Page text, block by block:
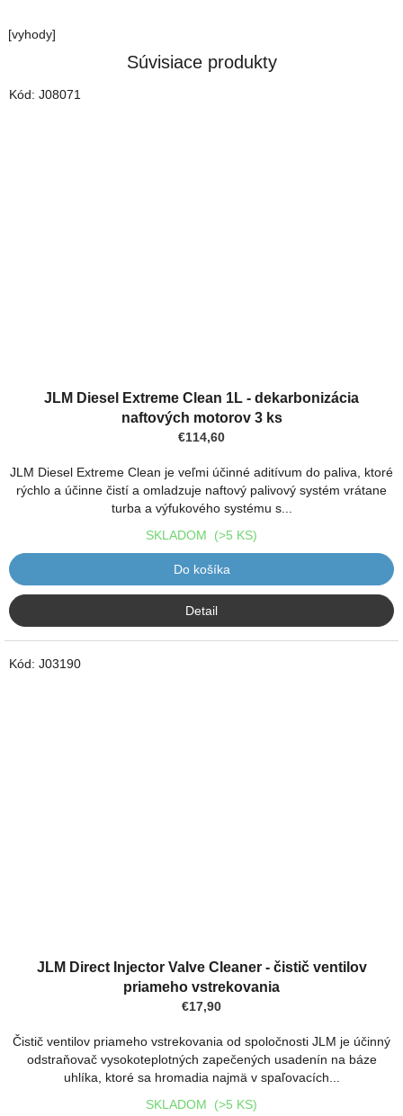
[vyhody]
Súvisiace produkty
JLM Diesel Extreme Clean 1L - dekarbonizácia
naftových motorov 3 ks
€114,60
JLM Diesel Extreme Clean je veľmi účinné aditívum do paliva, ktoré
rýchlo a účinne čistí a omladzuje naftový palivový systém vrátane
turba a výfukového systému s...
SKLADOM (>5 KS)
Do košíka
Detail
Kód: J08071
JLM Direct Injector Valve Cleaner - čistič ventilov
priameho vstrekovania
€17,90
Čistič ventilov priameho vstrekovania od spoločnosti JLM je účinný
odstraňovač vysokoteplotných zapečených usadenín na báze
uhlíka, ktoré sa hromadia najmä v spaľovacích...
SKLADOM (>5 KS)
Kód: J03190